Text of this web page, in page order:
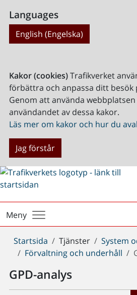
Languages
English (Engelska)
Kakor (cookies)Trafikverket
förbättra och anpassa ditt besök
Genom att använda
användandet av dessa kakor.
Läs mer om kakor och hur du
Jag förstår
Meny
Du
är
Startsida Tjänster
System
Förvaltning och underhåll
GPD-analys